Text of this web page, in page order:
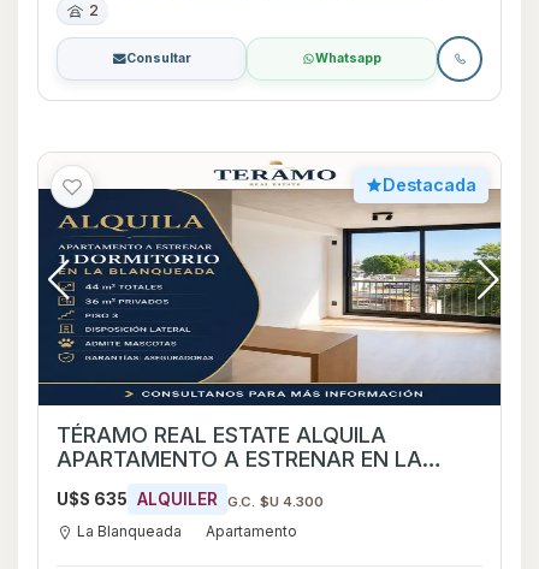
2
Consultar Whatsapp
Destacada
TÉRAMO REAL ESTATE ALQUILA
APARTAMENTO A ESTRENAR EN LA
BLANQUEADA
U$S 635 ALQUILER G.C. $U 4.300
La Blanqueada Apartamento